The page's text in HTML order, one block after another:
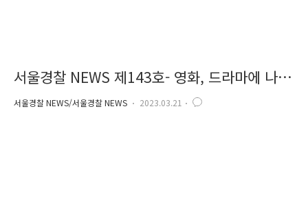
서울경찰 NEWS 제143호- 영화, 드라마에 나
온 진짜 경찰서는 어디?
서울경찰 NEWS/서울경찰 NEWS 2023.03.21